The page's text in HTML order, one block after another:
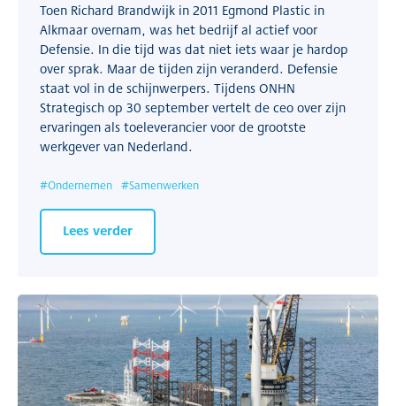
Toen Richard Brandwijk in 2011 Egmond Plastic in
Alkmaar overnam, was het bedrijf al actief voor
Defensie. In die tijd was dat niet iets waar je hardop
over sprak. Maar de tijden zijn veranderd. Defensie
staat vol in de schijnwerpers. Tijdens ONHN
Strategisch op 30 september vertelt de ceo over zijn
ervaringen als toeleverancier voor de grootste
werkgever van Nederland.
#Ondernemen #Samenwerken
Lees verder